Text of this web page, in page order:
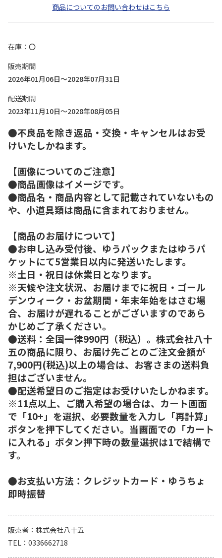
商品についてのお問い合わせはこちら
在庫
〇
販売期間
2026年01月06日～2028年07月31日
配送期間
2023年11月10日～2028年08月05日
●不良品を除き返品・交換・キャンセルはお受
けいたしかねます。
【画像についてのご注意】
●商品画像はイメージです。
●商品名・商品内容として記載されていないもの
や、小道具類は商品に含まれておりません。
【商品のお届けについて】
●お申し込み受付後、ゆうパックまたはゆうパ
ケットにて5営業日以内に発送いたします。
※土日・祝日は休業日となります。
※天候や注文状況、お届けまでに祝日・ゴール
デンウィーク・お盆期間・年末年始をはさむ場
合、お届けが遅れることがございますのであら
かじめご了承ください。
●送料：全国一律990円（税込）。株式会社八十
五の商品に限り、お届け先ごとのご注文金額が
7,900円(税込)以上の場合は、お客さまの送料負
担はございません。
●配送希望日のご指定はお受けいたしかねます。
※11点以上、ご購入希望の場合は、カート画面
で「10+」を選択、必要数量を入力し「再計算」
ボタンを押下してください。当画面での「カート
に入れる」ボタン押下時の数量選択は1で結構で
す。
●お支払い方法：クレジットカード・ゆうちょ
即時振替
販売者
株式会社八十五
TEL
0336662718